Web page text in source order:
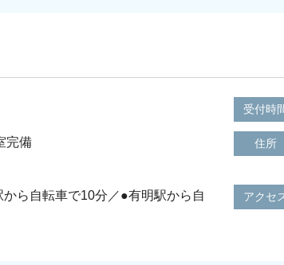
受付時
完備 住所
ら自転車で10分／●有明駅から自
アクセ